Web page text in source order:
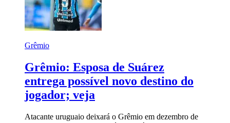
Grêmio
Grêmio: Esposa de Suárez
entrega possível novo destino do
jogador; veja
Atacante uruguaio deixará o Grêmio em dezembro de